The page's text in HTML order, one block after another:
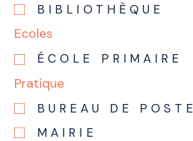
BIBLIOTHÈQUE
Ecoles
ÉCOLE PRIMAIRE
Pratique
BUREAU DE POSTE
MAIRIE